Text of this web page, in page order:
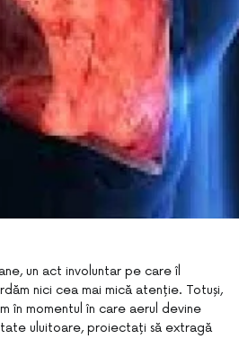
un act involuntar pe care îl
nici cea mai mică atenție. Totuși,
în momentul în care aerul devine
uluitoare, proiectați să extragă